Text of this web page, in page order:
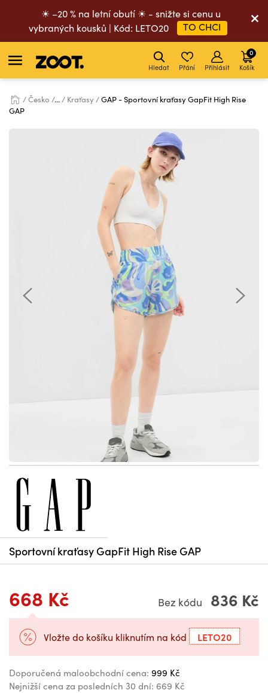
☀ –20 % na letní obutí ☀ - snižte si cenu u
vybraných kousků | Kód: LETO20
TO CHCI
Hledat Přání Přihlásit Košík
0
Česko ... Kraťasy
GAP - Sportovní kraťasy GapFit High Rise
GAP
Sportovní kraťasy GapFit High Rise GAP
668 Kč Bez kódu 836 Kč
Vložte do košíku kliknutím na kód LETO20
Doporučená maloobchodní cena: 999 Kč
Nejnižší cena za posledních 30 dní: 669 Kč